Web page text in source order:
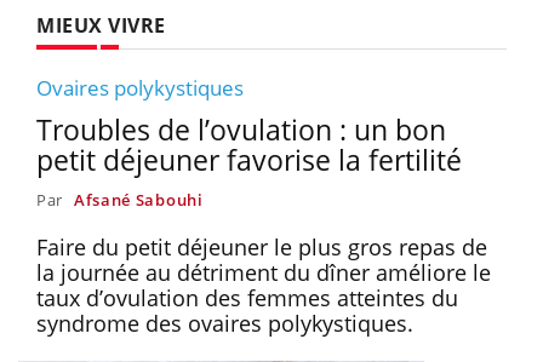
MIEUX VIVRE
Ovaires polykystiques
Troubles de l’ovulation : un bon
petit déjeuner favorise la fertilité
Par Afsané Sabouhi
Faire du petit déjeuner le plus gros repas de
la journée au détriment du dîner améliore le
taux d’ovulation des femmes atteintes du
syndrome des ovaires polykystiques.